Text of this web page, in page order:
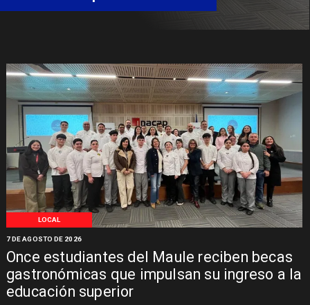
LOCAL
Once estudiantes del Maule reciben becas
gastronómicas que impulsan su ingreso a la
educación superior
7 DE AGOSTO DE 2026